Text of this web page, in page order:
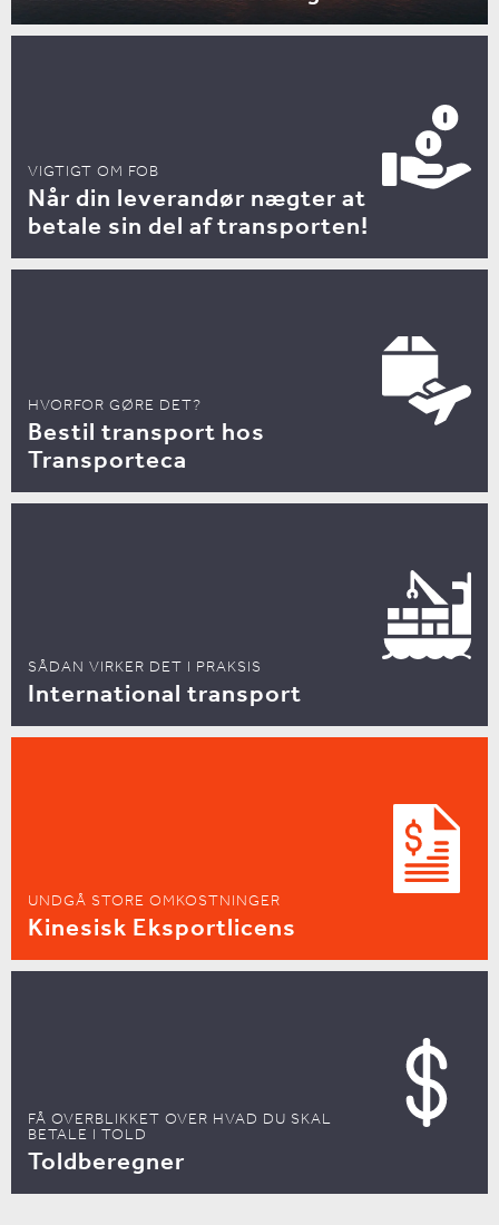
VIGTIGT OM FOB
Når din leverandør nægter at
betale sin del af transporten!
HVORFOR GØRE DET?
Bestil transport hos
Transporteca
SÅDAN VIRKER DET I PRAKSIS
International transport
UNDGÅ STORE OMKOSTNINGER
Kinesisk Eksportlicens
FÅ OVERBLIKKET OVER HVAD DU SKAL
BETALE I TOLD
Toldberegner